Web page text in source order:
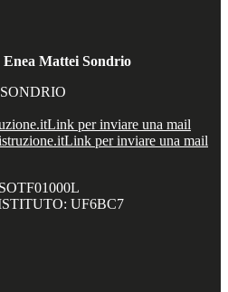
Enea Mattei Sondrio
Link per inviare una mail
Link per inviare una mail
UF6BC7